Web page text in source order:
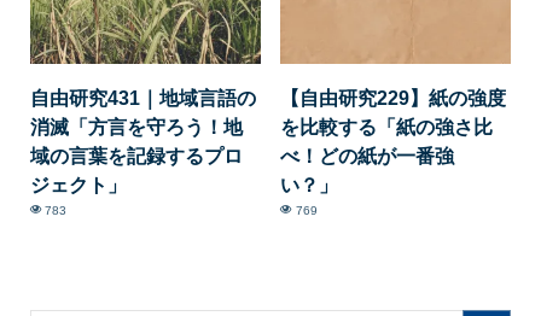
自由研究431｜地域言語の
消滅「方言を守ろう！地
域の言葉を記録するプロ
ジェクト」
783
【自由研究229】紙の強度
を比較する「紙の強さ比
べ！どの紙が一番強
い？」
769